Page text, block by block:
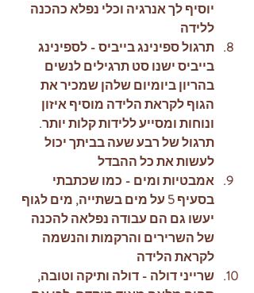
יוסיף לך אנרגיה וכלי נפלא כהכנה
ללידה
תרגול ספינינג בייביס - לספינינג
בייביס ישנו סט תרגילים לנשים
בהריון ביומיום שלהן שמכיר את
הגוף לקראת הלידה מוסיף איזון
ונוחות ומסייע ללידות קלות יותר.
תרגול של רבע שעה בביתך יכול
לעשות את כל ההבדל
אמבטיות ומים - כמו שכתבתי
בסעיף 5 על מים בשתייה, מים לגוף
יעשו גם הם עבודה נפלאה להכנה
של השרירים והרקמות והנשמה
לקראת הלידה
שרייני דולה - דולה ותיקה וטובה,